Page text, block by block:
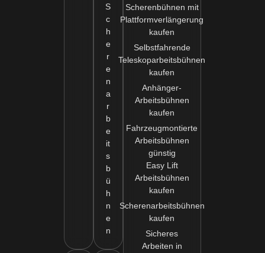
S
c
h
e
r
e
n
a
r
b
e
it
s
b
ü
h
n
e
n
Scherenbühnen mit
Plattformverlängerung
kaufen
Selbstfahrende
Teleskoparbeitsbühnen
kaufen
Anhänger-
Arbeitsbühnen
kaufen
Fahrzeugmontierte
Arbeitsbühnen
günstig
Easy Lift
Arbeitsbühnen
kaufen
Scherenarbeitsbühnen
kaufen
Sicheres
Arbeiten in